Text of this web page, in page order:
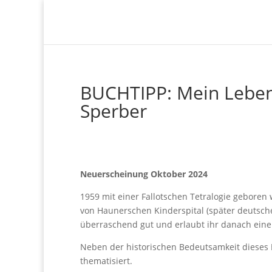
BUCHTIPP: Mein
Sperber
Neuerscheinung Oktober 2024
1959 mit einer Fallotschen Tetralogie
von Haunerschen Kinderspital (später
überraschend gut und erlaubt ihr danach
Neben der historischen Bedeutsamkeit
thematisiert.